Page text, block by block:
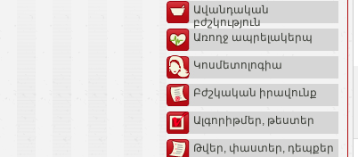
Ավանդական
բժշկություն
Առողջ ապրելակերպ
Կոսմետոլոգիա
Բժշկական իրավունք
Ալգորիթմեր, թեստեր
Թվեր, փաստեր, դեպքեր